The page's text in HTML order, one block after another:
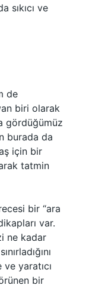
sıkıcı ve
de
biri olarak
gördüğümüz
burada da
için bir
tatmin
bir “ara
var.
ne kadar
yaratıcı
bir